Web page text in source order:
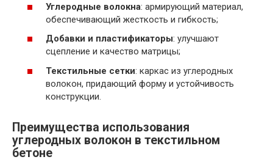
Углеродные волокна: армирующий материал,
обеспечивающий жесткость и гибкость;
Добавки и пластификаторы: улучшают
сцепление и качество матрицы;
Текстильные сетки: каркас из углеродных
волокон, придающий форму и устойчивость
конструкции.
Преимущества использования
углеродных волокон в текстильном
бетоне